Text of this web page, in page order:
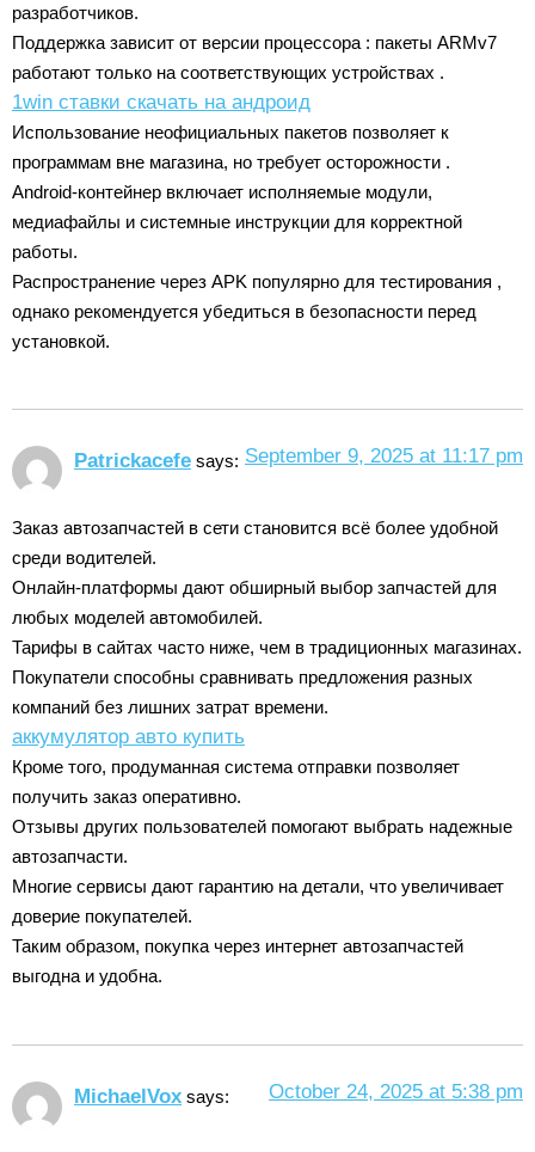
разработчиков.
Поддержка зависит от версии процессора : пакеты ARMv7
работают только на соответствующих устройствах .
1win ставки скачать на андроид
Использование неофициальных пакетов позволяет к
программам вне магазина, но требует осторожности .
Android-контейнер включает исполняемые модули,
медиафайлы и системные инструкции для корректной
работы.
Распространение через APK популярно для тестирования ,
однако рекомендуется убедиться в безопасности перед
установкой.
Patrickacefe says: September 9, 2025 at 11:17 pm
Заказ автозапчастей в сети становится всё более удобной
среди водителей.
Онлайн-платформы дают обширный выбор запчастей для
любых моделей автомобилей.
Тарифы в сайтах часто ниже, чем в традиционных магазинах.
Покупатели способны сравнивать предложения разных
компаний без лишних затрат времени.
аккумулятор авто купить
Кроме того, продуманная система отправки позволяет
получить заказ оперативно.
Отзывы других пользователей помогают выбрать надежные
автозапчасти.
Многие сервисы дают гарантию на детали, что увеличивает
доверие покупателей.
Таким образом, покупка через интернет автозапчастей
выгодна и удобна.
MichaelVox says: October 24, 2025 at 5:38 pm